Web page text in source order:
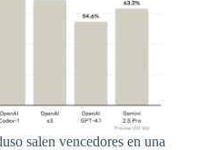
salen vencedores en una